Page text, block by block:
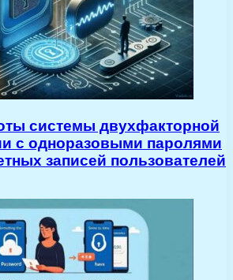
системы двухфакторной
с одноразовыми паролями
записей пользователей